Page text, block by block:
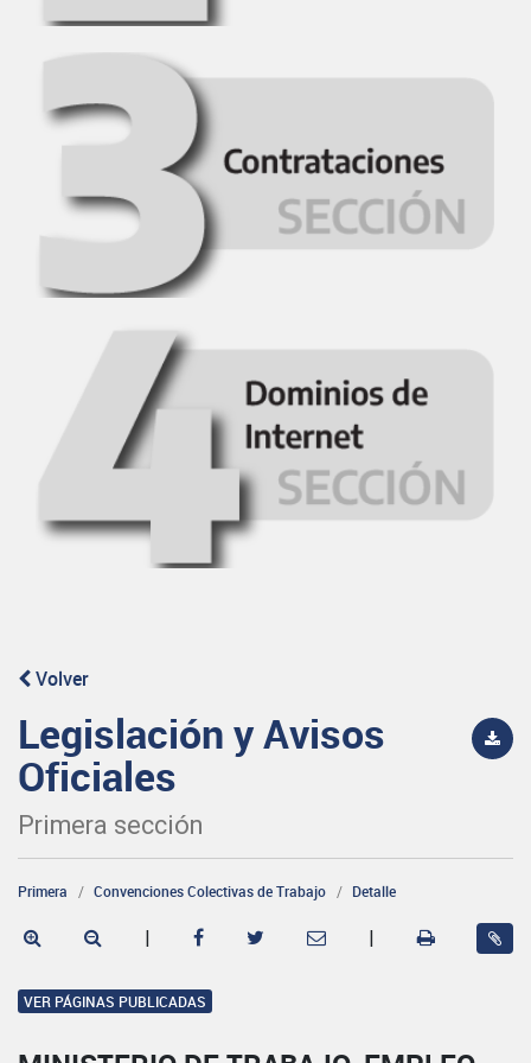
Volver
Legislación y Avisos
Oficiales
Primera sección
Primera Convenciones Colectivas de Trabajo Detalle
| |
VER PÁGINAS PUBLICADAS